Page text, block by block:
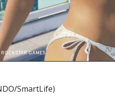
GAMES
SmartLife)